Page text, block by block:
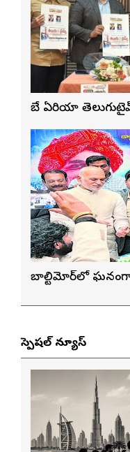
బే ఏరియా
బాల్టిమోర్‌లో
స్పెషల్ న్యూస్